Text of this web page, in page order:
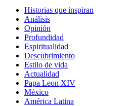
Historias que inspiran
Análisis
Opinión
Profundidad
Espiritualidad
Descubrimiento
Estilo de vida
Actualidad
Papa Leon XIV
México
América Latina